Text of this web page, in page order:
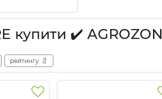
купити ✔️ AGROZON
рейтингу